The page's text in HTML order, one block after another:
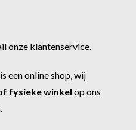
onze klantenservice
is een online shop, wij
fysieke winkel op ons